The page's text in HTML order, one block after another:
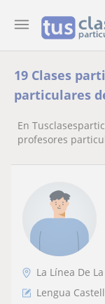
19 Clases
particulares
En
profesores
La Línea De
Lengua